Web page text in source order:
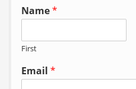
Name*
First
Email *